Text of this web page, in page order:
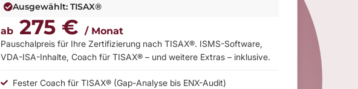
Ausgewählt: TISAX®
ab 275 € / Monat
Pauschalpreis für Ihre Zertifizierung nach TISAX®. ISMS-Software,
VDA-ISA-Inhalte, Coach für TISAX® – und weitere Extras – inklusive.
Fester Coach für TISAX® (Gap-Analyse bis ENX-Audit)